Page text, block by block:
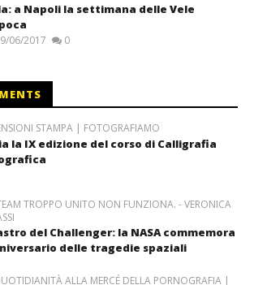
a Napoli la settimana delle Vele
06/2017 0
STAMPA | FOTOGRAFIAMO
la IX edizione del corso di Calligrafia
TROPPO UNITO NON FUNZIONA. - VERONICA
del Challenger: la NASA commemora
delle tragedie spaziali
ALLA MERCÉ DELLA PORNOGRAFIA |